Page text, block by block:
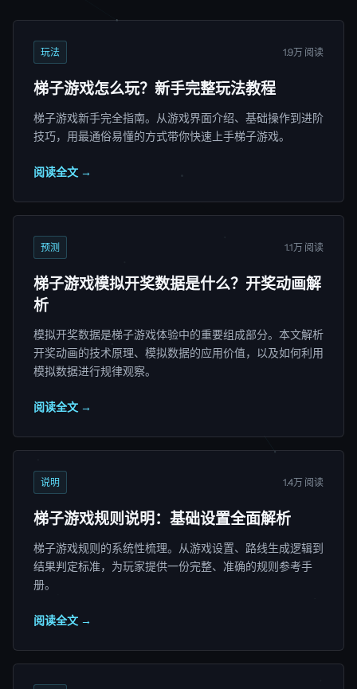
玩法 1.9万 阅读
梯子游戏怎么玩？新手完整玩法教程
梯子游戏新手完全指南。从游戏界面介绍、基础操作到进阶
技巧，用最通俗易懂的方式带你快速上手梯子游戏。
阅读全文 →
预测 1.1万 阅读
梯子游戏模拟开奖数据是什么？开奖动画解
析
模拟开奖数据是梯子游戏体验中的重要组成部分。本文解析
开奖动画的技术原理、模拟数据的应用价值，以及如何利用
模拟数据进行规律观察。
阅读全文 →
说明 1.4万 阅读
梯子游戏规则说明：基础设置全面解析
梯子游戏规则的系统性梳理。从游戏设置、路线生成逻辑到
结果判定标准，为玩家提供一份完整、准确的规则参考手
册。
阅读全文 →